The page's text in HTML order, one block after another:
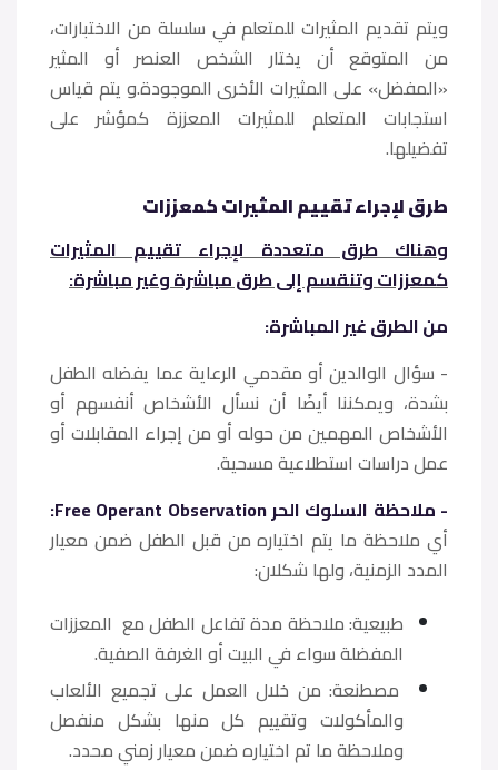
ويتم تقديم المثيرات للمتعلم في سلسلة من الاختبارات،
من المتوقع أن يختار الشخص العنصر أو المثير
«المفضل» على المثيرات الأخرى الموجودة.و يتم قياس
استجابات المتعلم للمثيرات المعززة كمؤشر على
تفضيلها.
طرق لإجراء تقييم المثيرات كمعززات
وهناك طرق متعددة لإجراء تقييم المثيرات
كمعززات وتنقسم إلى طرق مباشرة وغير مباشرة:
من الطرق غير المباشرة:
- سؤال الوالدين أو مقدمي الرعاية عما يفضله الطفل
بشدة، ويمكننا أيضًا أن نسأل الأشخاص أنفسهم أو
الأشخاص المهمين من حوله أو من إجراء المقابلات أو
عمل دراسات استطلاعية مسحية.
- ملاحظة السلوك الحر Free Operant Observation:
أي ملاحظة ما يتم اختياره من قبل الطفل ضمن معيار
المدد الزمنية، ولها شكلان:
طبيعية: ملاحظة مدة تفاعل الطفل مع المعززات
المفضلة سواء في البيت أو الغرفة الصفية.
مصطنعة: من خلال العمل على تجميع الألعاب
والمأكولات وتقييم كل منها بشكل منفصل
وملاحظة ما تم اختياره ضمن معيار زمني محدد.